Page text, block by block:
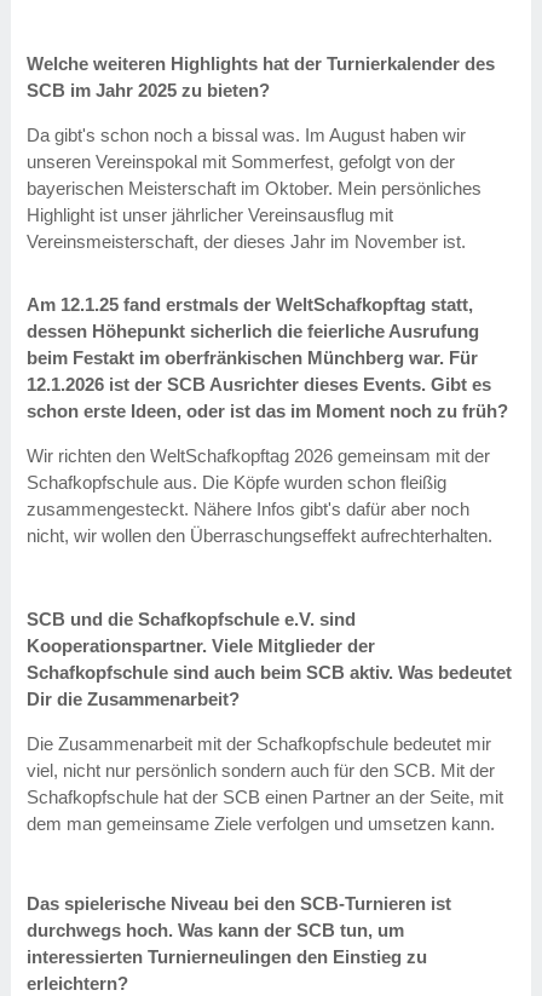
Welche weiteren Highlights hat der Turnierkalender des
SCB im Jahr 2025 zu bieten?
Da gibt's schon noch a bissal was. Im August haben wir
unseren Vereinspokal mit Sommerfest, gefolgt von der
bayerischen Meisterschaft im Oktober. Mein persönliches
Highlight ist unser jährlicher Vereinsausflug mit
Vereinsmeisterschaft, der dieses Jahr im November ist.
Am 12.1.25 fand erstmals der WeltSchafkopftag statt,
dessen Höhepunkt sicherlich die feierliche Ausrufung
beim Festakt im oberfränkischen Münchberg war. Für
12.1.2026 ist der SCB Ausrichter dieses Events. Gibt es
schon erste Ideen, oder ist das im Moment noch zu früh?
Wir richten den WeltSchafkopftag 2026 gemeinsam mit der
Schafkopfschule aus. Die Köpfe wurden schon fleißig
zusammengesteckt. Nähere Infos gibt's dafür aber noch
nicht, wir wollen den Überraschungseffekt aufrechterhalten.
SCB und die Schafkopfschule e.V. sind
Kooperationspartner. Viele Mitglieder der
Schafkopfschule sind auch beim SCB aktiv. Was bedeutet
Dir die Zusammenarbeit?
Die Zusammenarbeit mit der Schafkopfschule bedeutet mir
viel, nicht nur persönlich sondern auch für den SCB. Mit der
Schafkopfschule hat der SCB einen Partner an der Seite, mit
dem man gemeinsame Ziele verfolgen und umsetzen kann.
Das spielerische Niveau bei den SCB-Turnieren ist
durchwegs hoch. Was kann der SCB tun, um
interessierten Turnierneulingen den Einstieg zu
erleichtern?